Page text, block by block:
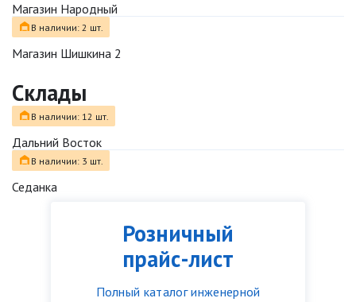
Розничный
прайс-лист
Полный каталог инженерной
Магазин Народный
В наличии: 2 шт.
Магазин Шишкина 2
Склады
В наличии: 12 шт.
Дальний Восток
В наличии: 3 шт.
Седанка